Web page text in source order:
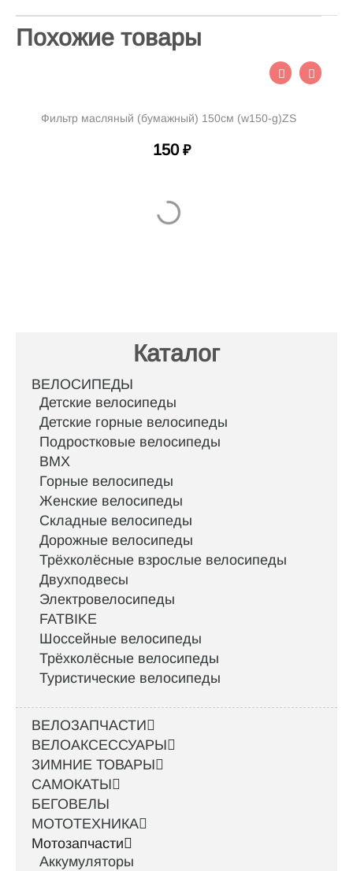
Похожие товары
150см (w150-g)ZS Фильтрующий элемент
Каталог
ВЕЛОСИПЕДЫ
Детские велосипеды
Детские горные велосипеды
Подростковые велосипеды
BMX
Горные велосипеды
Женские велосипеды
Складные велосипеды
Дорожные велосипеды
Трёхколёсные взрослые велосипеды
Двухподвесы
Электровелосипеды
FATBIKE
Шоссейные велосипеды
Трёхколёсные велосипеды
Туристические велосипеды
ВЕЛОЗАПЧАСТИ
ВЕЛОАКСЕССУАРЫ
ЗИМНИЕ ТОВАРЫ
САМОКАТЫ
БЕГОВЕЛЫ
МОТОТЕХНИКА
Мотозапчасти
Аккумуляторы